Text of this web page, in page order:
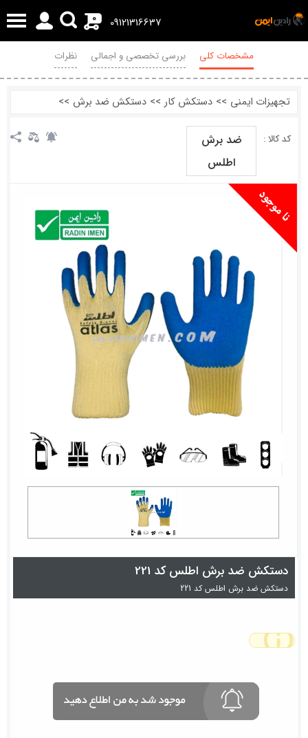
09121316637
0
مشخصات کلی بررسی تخصصی و اجمالی نظرات
تجهیزات ایمنی >> دستکش کار >> دستکش ضد برش >>
کد کالا :
ضد برش
اطلس
دستکش ضد برش اطلس کد 221
دستکش ضد برش اطلس کد 221